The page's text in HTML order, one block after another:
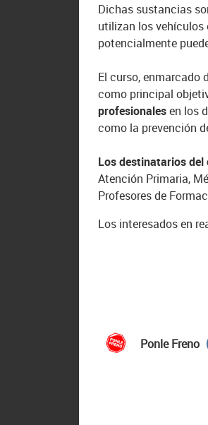
Dichas sustancias
utilizan los vehículos
potencialmente
El curso, enmarcado
como principal
profesionalesen los
como la prevención
Los destinatarios del
Atención Primaria,
Profesores de
Los interesados en
Ponle Freno